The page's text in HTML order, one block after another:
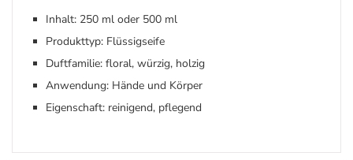
Inhalt: 250 ml oder 500 ml
Produkttyp: Flüssigseife
Duftfamilie: floral, würzig, holzig
Anwendung: Hände und Körper
Eigenschaft: reinigend, pflegend